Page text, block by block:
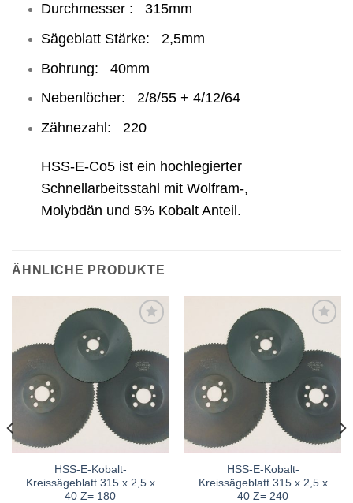
Durchmesser : 315mm
Sägeblatt Stärke: 2,5mm
Bohrung: 40mm
Nebenlöcher: 2/8/55 + 4/12/64
Zähnezahl: 220
HSS-E-Co5 ist ein hochlegierter
Schnellarbeitsstahl mit Wolfram-,
Molybdän und 5% Kobalt Anteil.
ÄHNLICHE PRODUKTE
Meine
hinzufügen
HSS-E-Kobalt-
Kreissägeblatt 315 x 2,5 x
40 Z= 180
Meine
hinzufügen
HSS-E-Kobalt-
Kreissägeblatt 315 x 2,5 x
40 Z= 240